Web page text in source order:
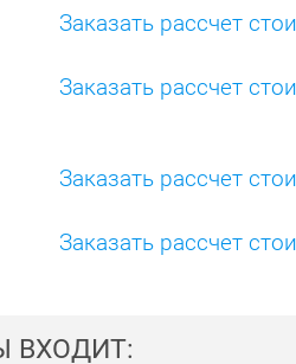
Заказать рассчет
Заказать рассчет
Заказать рассчет
Заказать рассчет
ВХОДИТ: